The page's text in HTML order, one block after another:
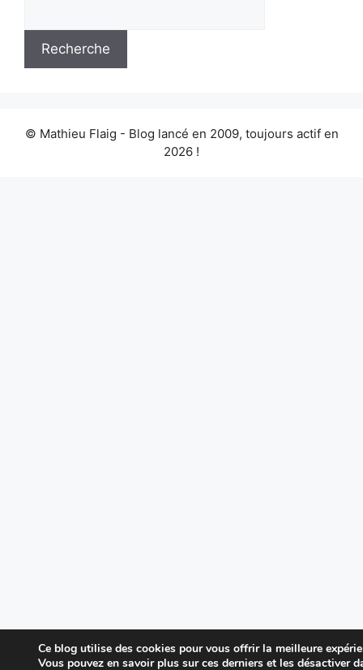
© Mathieu Flaig - Blog lancé en 2009, toujours actif en
2026 !
Ce blog utilise des cookies pour vous offrir la meilleure
Vous pouvez en savoir plus sur ces derniers et les désactiver